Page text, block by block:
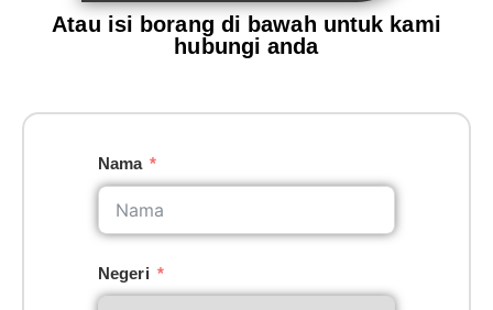
Atau isi borang di bawah untuk kami
hubungi anda
Nama
Negeri